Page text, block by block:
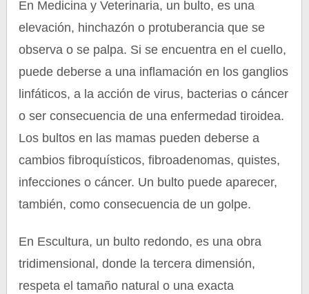
En Medicina y Veterinaria, un bulto, es una
elevación, hinchazón o protuberancia que se
observa o se palpa. Si se encuentra en el cuello,
puede deberse a una inflamación en los ganglios
linfáticos, a la acción de virus, bacterias o cáncer
o ser consecuencia de una enfermedad tiroidea.
Los bultos en las mamas pueden deberse a
cambios fibroquísticos, fibroadenomas, quistes,
infecciones o cáncer. Un bulto puede aparecer,
también, como consecuencia de un golpe.
En Escultura, un bulto redondo, es una obra
tridimensional, donde la tercera dimensión,
respeta el tamaño natural o una exacta